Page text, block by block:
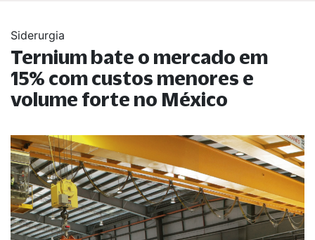
Siderurgia
Ternium bate o mercado em
15% com custos menores e
volume forte no México